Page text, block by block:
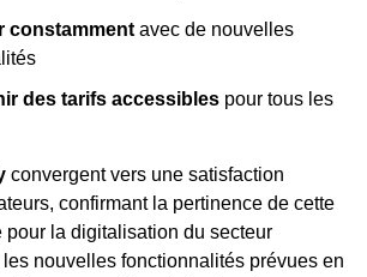
constammentavec de nouvelles
des tarifs accessiblespour tous les
convergent vers une satisfaction
confirmant la pertinence de cette
pour la digitalisation du secteur
nouvelles fonctionnalités prévues en